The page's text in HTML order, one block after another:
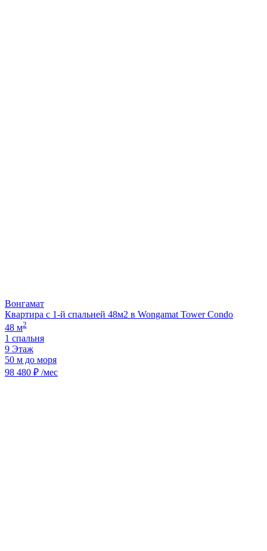
Вонгамат
Квартира с 1-й спальней 48м2 в Wongamat Tower Condo
48 м2
1 спальня
9 Этаж
50 м до моря
98 480 ₽ /мес